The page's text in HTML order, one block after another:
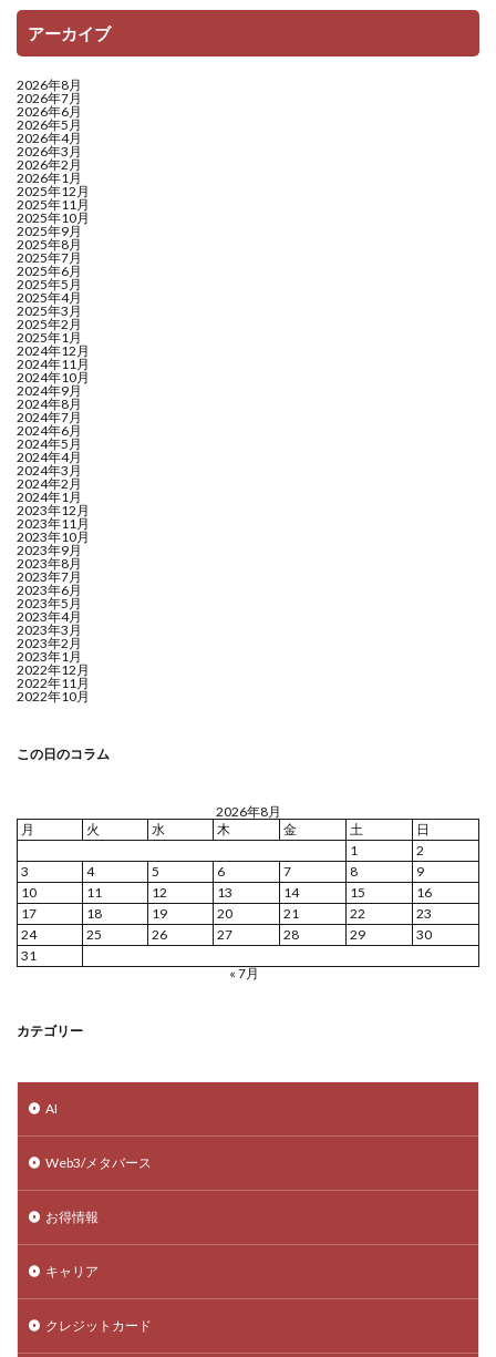
アーカイブ
2026年8月
2026年7月
2026年6月
2026年5月
2026年4月
2026年3月
2026年2月
2026年1月
2025年12月
2025年11月
2025年10月
2025年9月
2025年8月
2025年7月
2025年6月
2025年5月
2025年4月
2025年3月
2025年2月
2025年1月
2024年12月
2024年11月
2024年10月
2024年9月
2024年8月
2024年7月
2024年6月
2024年5月
2024年4月
2024年3月
2024年2月
2024年1月
2023年12月
2023年11月
2023年10月
2023年9月
2023年8月
2023年7月
2023年6月
2023年5月
2023年4月
2023年3月
2023年2月
2023年1月
2022年12月
2022年11月
2022年10月
この日のコラム
2026年8月
月
火 水 木 金 土
日
1
2
3
4 5 6 7 8
9
10
11 12 13 14 15
16
17
18 19 20 21 22
23
24
25 26 27 28 29
30
31
« 7月
カテゴリー
AI
Web3/メタバース
お得情報
キャリア
クレジットカード